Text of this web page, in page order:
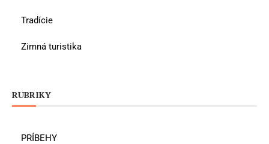
Tradície
Zimná turistika
RUBRIKY
PRÍBEHY